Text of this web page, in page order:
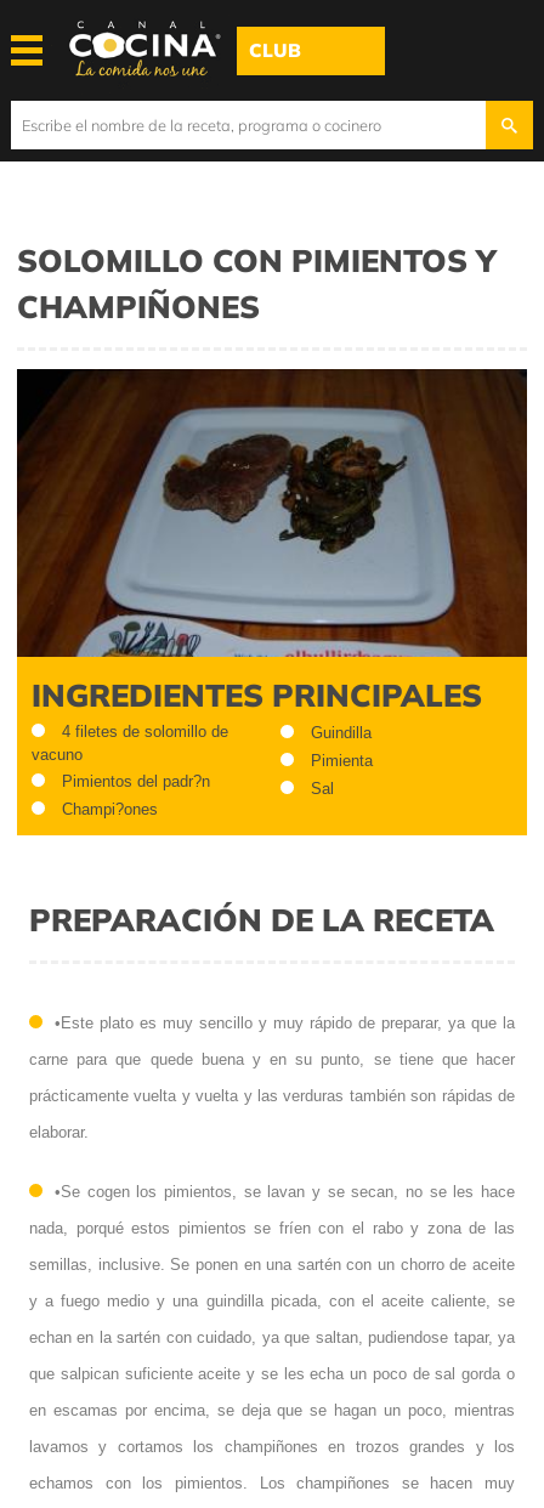
CLUB
SOLOMILLO CON PIMIENTOS Y
CHAMPIÑONES
INGREDIENTES PRINCIPALES
4 filetes de solomillo de
vacuno
Pimientos del padr?n
Champi?ones
Guindilla
Pimienta
Sal
PREPARACIÓN DE LA RECETA
•Este plato es muy sencillo y muy rápido de preparar, ya que la
carne para que quede buena y en su punto, se tiene que hacer
prácticamente vuelta y vuelta y las verduras también son rápidas de
elaborar.
•Se cogen los pimientos, se lavan y se secan, no se les hace
nada, porqué estos pimientos se fríen con el rabo y zona de las
semillas, inclusive. Se ponen en una sartén con un chorro de aceite
y a fuego medio y una guindilla picada, con el aceite caliente, se
echan en la sartén con cuidado, ya que saltan, pudiendose tapar, ya
que salpican suficiente aceite y se les echa un poco de sal gorda o
en escamas por encima, se deja que se hagan un poco, mientras
lavamos y cortamos los champiñones en trozos grandes y los
echamos con los pimientos. Los champiñones se hacen muy